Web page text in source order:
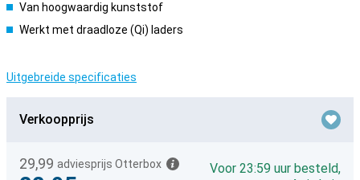
Van hoogwaardig kunststof
Werkt met draadloze (Qi) laders
Uitgebreide specificaties
Verkoopprijs
29,99 adviesprijs Otterbox
Voor 23:59 uur besteld,